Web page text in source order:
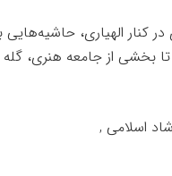
کنار الهیاری، حاشیه‌هایی
بخشی از جامعه هنری، گله